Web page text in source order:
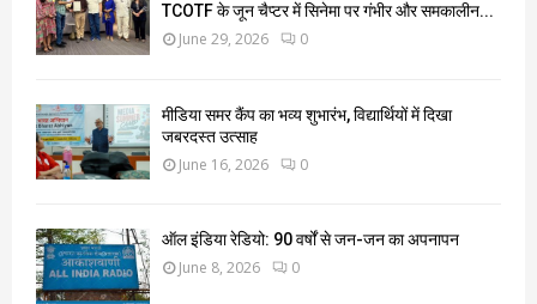
TCOTF के जून चैप्टर में सिनेमा पर गंभीर और समकालीन...
June 29, 2026 0
मीडिया समर कैंप का भव्य शुभारंभ, विद्यार्थियों में दिखा
जबरदस्त उत्साह
June 16, 2026 0
ऑल इंडिया रेडियो: 90 वर्षों से जन-जन का अपनापन
June 8, 2026 0